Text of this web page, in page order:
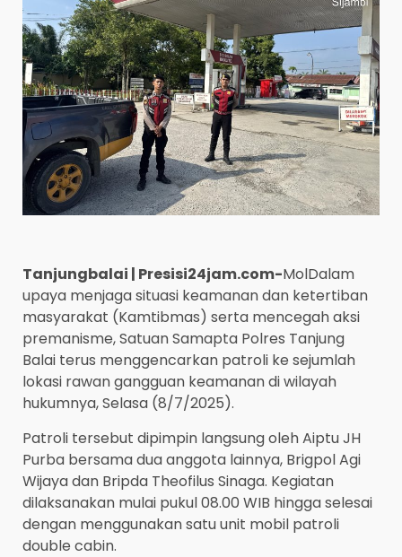
Tanjungbalai | Presisi24jam.com-MolDalam
upaya menjaga situasi keamanan dan ketertiban
masyarakat (Kamtibmas) serta mencegah aksi
premanisme, Satuan Samapta Polres Tanjung
Balai terus menggencarkan patroli ke sejumlah
lokasi rawan gangguan keamanan di wilayah
hukumnya, Selasa (8/7/2025).
Patroli tersebut dipimpin langsung oleh Aiptu JH
Purba bersama dua anggota lainnya, Brigpol Agi
Wijaya dan Bripda Theofilus Sinaga. Kegiatan
dilaksanakan mulai pukul 08.00 WIB hingga selesai
dengan menggunakan satu unit mobil patroli
double cabin.